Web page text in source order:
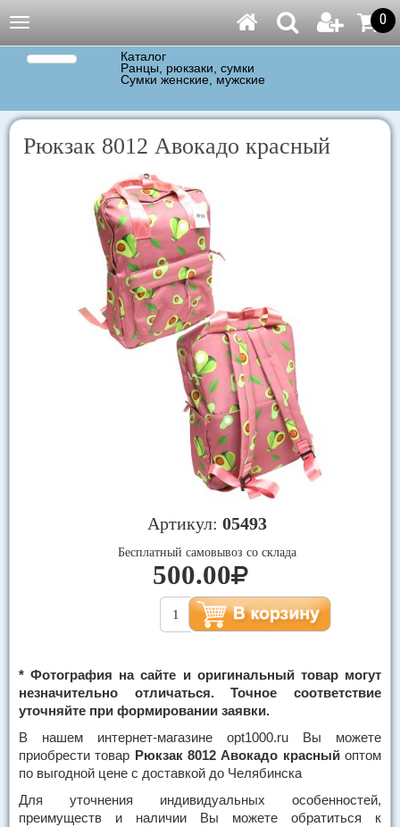
Навигация 0
Каталог
Ранцы, рюкзаки, сумки
Сумки женские, мужские
Рюкзак 8012 Авокадо красный
Артикул: 05493
Бесплатный самовывоз со склада
500.00
* Фотография на сайте и оригинальный товар могут
незначительно отличаться. Точное соответствие
уточняйте при формировании заявки.
В нашем интернет-магазине opt1000.ru Вы можете
приобрести товар Рюкзак 8012 Авокадо красныйоптом
по выгодной цене с доставкой до Челябинска
Для уточнения индивидуальных особенностей,
преимуществ и наличии Вы можете обратиться к